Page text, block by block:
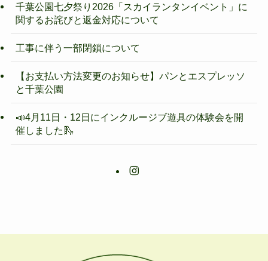
千葉公園七夕祭り2026「スカイランタンイベント」に
関するお詫びと返金対応について
工事に伴う一部閉鎖について
【お支払い方法変更のお知らせ】パンとエスプレッソ
と千葉公園
📣4月11日・12日にインクルージブ遊具の体験会を開
催しました🛝